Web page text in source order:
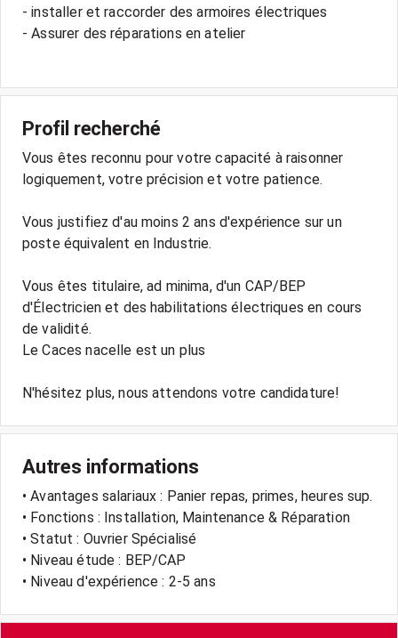
- installer et raccorder des armoires électriques
- Assurer des réparations en atelier
Profil recherché
Vous êtes reconnu pour votre capacité à raisonner
logiquement, votre précision et votre patience.
Vous justifiez d'au moins 2 ans d'expérience sur un
poste équivalent en Industrie.
Vous êtes titulaire, ad minima, d'un CAP/BEP
d'Électricien et des habilitations électriques en cours
de validité.
Le Caces nacelle est un plus
Autres informations
• Avantages salariaux : Panier repas, primes, heures sup.
• Fonctions : Installation, Maintenance & Réparation
• Statut : Ouvrier Spécialisé
• Niveau étude : BEP/CAP
• Niveau d'expérience : 2-5 ans